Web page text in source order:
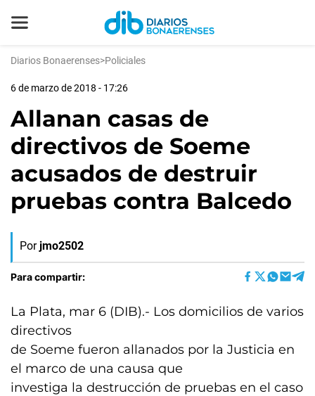
Diarios Bonaerenses>Policiales
6 de marzo de 2018 - 17:26
Allanan casas de
directivos de Soeme
acusados de destruir
pruebas contra Balcedo
Por jmo2502
Para compartir:
La Plata, mar 6 (DIB).- Los domicilios de varios
directivos
de Soeme fueron allanados por la Justicia en
el marco de una causa que
investiga la destrucción de pruebas en el caso